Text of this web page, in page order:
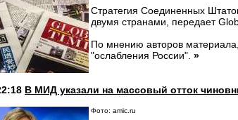
Стратегия Соединенных
двумя странами, передает
По мнению авторов
"ослабления России". »
В МИД указали на массовый отток
Фото: amic.ru